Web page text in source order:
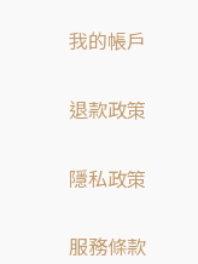
我的帳戶
退款政策
隱私政策
服務條款